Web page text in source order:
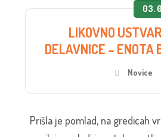
03.
LIKOVNO
DELAVNICE – ENOTA
Novice
Prišla je pomlad, na gredicah